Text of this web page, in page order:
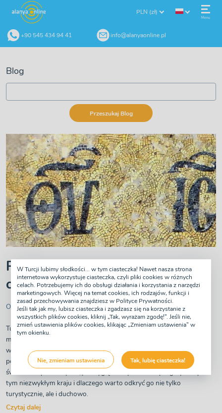
Menu
PLN (zł)
+90 545 434 94 41 info@alanyaonline.pl
Blog
Przeszukaj Blog
Pielgrzymki w Turcji. Odkryj
chrześcijańskie dziedzictwo.
Opublikowane 14 Maja 2026 roku
Turcja skrywa w sobie nie tylko fascynującą historię i kulturę, ale też
miejsca głęboko związane z wczesnym chrześcijaństwem. W tym
wpisie zabierzemy Cię w podróż śladami apostołów i świętych,
pokazując zabytki, które wciąż przyciągają pielgrzymów z całego
świata. Podpowiemy też, jak wygląda współczesna pielgrzymka po
tym niezwykłym kraju i dlaczego warto odkryć go nie tylko
turystycznie, ale i duchowo.
Czytaj dalej
W Turcji lubimy słodkości... w tym ciasteczka! Nawet nasza strona
internetowa wykorzystuje ciasteczka, czyli pliki cookies w różnych
celach. Potrzebujemy ich do obsługi działania i korzystania z narzędzi
marketingowych. Więcej na temat cookies, ich rodzajów, funkcji i
zasad przechowywania znajdziesz w Polityce Prywatności.
Jeśli tak jak my, lubisz ciasteczka i zgadzasz się na korzystanie z
wszystkich plików cookies, kliknij „Tak, wyrażam zgodę!”. Jeśli nie,
zmień ustawienia plików cookies, klikając „Zmieniam ustawienia” w
tym okienku.
Nie, zmieniam ustawienia Tak, lubię ciasteczka!